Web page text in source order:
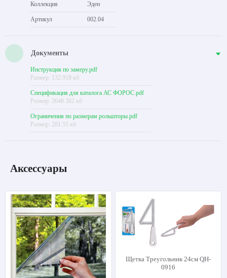
Коллекция Эден
Артикул 002.04
Документы
Инструкция по замеру.pdf
Размер: 132.918 кб
Спецификация для каталога АС ФОРОС.pdf
Размер: 2648.382 кб
Ограничения по размерам рольшторы.pdf
Размер: 281.55 кб
Аксессуары
Щетка Треугольник 24см QH-
0916